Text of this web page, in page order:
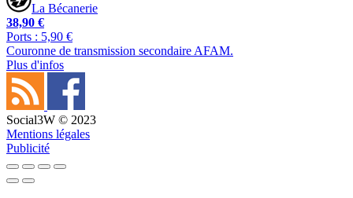
La Bécanerie
38,90 €
Ports : 5,90 €
Couronne de transmission secondaire AFAM.
Plus d'infos
Social3W © 2023
Mentions légales
Publicité